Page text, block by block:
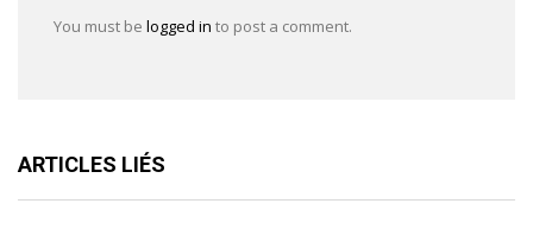
You must be logged in to post a comment.
ARTICLES LIÉS